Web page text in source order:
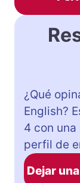
¿Qué
English?
4 con
perfil de
Dejar